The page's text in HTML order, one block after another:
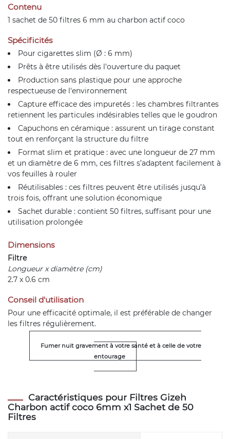
Contenu
1 sachet de 50 filtres 6 mm au charbon actif coco
Spécificités
Pour cigarettes slim (Ø : 6 mm)
Prêts à être utilisés dès l'ouverture du paquet
Production sans plastique pour une approche
respectueuse de l'environnement
Capture efficace des impuretés : les chambres filtrantes
retiennent les particules indésirables telles que le goudron
Capuchons en céramique : assurent un tirage constant
tout en renforçant la structure du filtre
Format slim et pratique : avec une longueur de 27 mm
et un diamètre de 6 mm, ces filtres s’adaptent facilement à
vos feuilles à rouler
Réutilisables : ces filtres peuvent être utilisés jusqu’à
trois fois, offrant une solution économique
Sachet durable : contient 50 filtres, suffisant pour une
utilisation prolongée
Dimensions
Filtre
Longueur x diamètre (cm)
2.7 x 0.6 cm
Conseil d'utilisation
Pour une efficacité optimale, il est préférable de changer
les filtres régulièrement.
Fumer nuit gravement à votre santé et à celle de votre
entourage
Caractéristiques pour Filtres Gizeh
Charbon actif coco 6mm x1 Sachet de 50
Filtres